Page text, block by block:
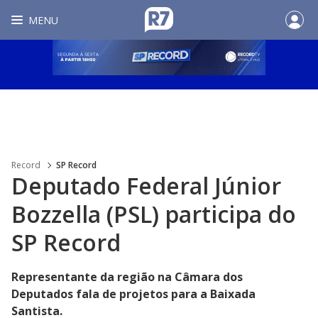
MENU
Record SP Record
Deputado Federal Júnior
Bozzella (PSL) participa do
SP Record
Representante da região na Câmara dos
Deputados fala de projetos para a Baixada
Santista.